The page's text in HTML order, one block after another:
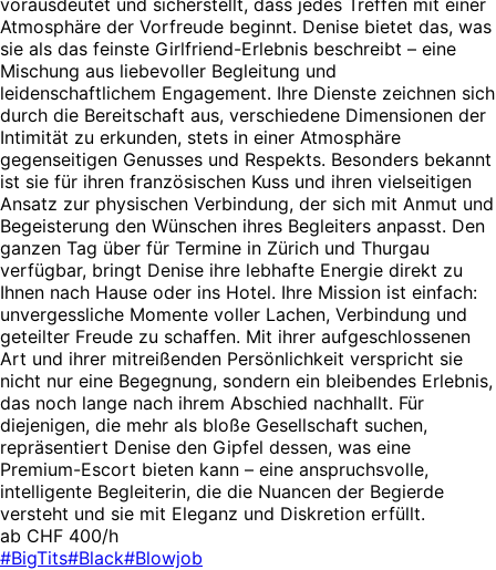
Atmosphäre der Vorfreude beginnt. Denise bietet das, was
sie als das feinste Girlfriend-Erlebnis beschreibt – eine
Mischung aus liebevoller Begleitung und
leidenschaftlichem Engagement. Ihre Dienste zeichnen sich
durch die Bereitschaft aus, verschiedene Dimensionen der
Intimität zu erkunden, stets in einer Atmosphäre
gegenseitigen Genusses und Respekts. Besonders bekannt
ist sie für ihren französischen Kuss und ihren vielseitigen
Ansatz zur physischen Verbindung, der sich mit Anmut und
Begeisterung den Wünschen ihres Begleiters anpasst. Den
ganzen Tag über für Termine in Zürich und Thurgau
verfügbar, bringt Denise ihre lebhafte Energie direkt zu
Ihnen nach Hause oder ins Hotel. Ihre Mission ist einfach:
unvergessliche Momente voller Lachen, Verbindung und
geteilter Freude zu schaffen. Mit ihrer aufgeschlossenen
Art und ihrer mitreißenden Persönlichkeit verspricht sie
nicht nur eine Begegnung, sondern ein bleibendes Erlebnis,
das noch lange nach ihrem Abschied nachhallt. Für
diejenigen, die mehr als bloße Gesellschaft suchen,
repräsentiert Denise den Gipfel dessen, was eine
Premium-Escort bieten kann – eine anspruchsvolle,
intelligente Begleiterin, die die Nuancen der Begierde
versteht und sie mit Eleganz und Diskretion erfüllt.
ab CHF 400/h
#BigTits#Black#Blowjob